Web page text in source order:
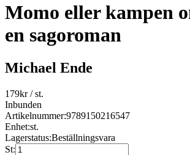
Momo eller kampen
en sagoroman
Michael Ende
179kr/ st.
Inbunden
Artikelnummer:9789150216547
Enhet:st.
Lagerstatus:Beställningsvara
St: